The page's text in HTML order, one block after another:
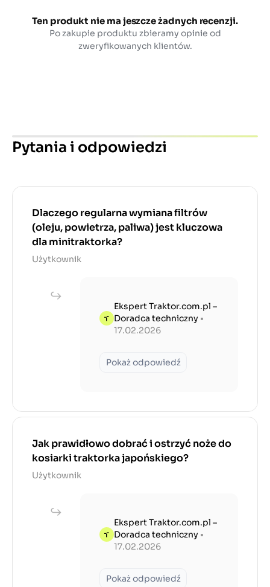
Ten produkt nie ma jeszcze żadnych recenzji.
Po zakupie produktu zbieramy opinie od
zweryfikowanych klientów.
Pytania i odpowiedzi
Dlaczego regularna wymiana filtrów
(oleju, powietrza, paliwa) jest kluczowa
dla minitraktorka?
Użytkownik
Ekspert Traktor.com.pl –
Doradca techniczny •
17.02.2026
Pokaż odpowiedź
Jak prawidłowo dobrać i ostrzyć noże do
kosiarki traktorka japońskiego?
Użytkownik
Ekspert Traktor.com.pl –
Doradca techniczny •
17.02.2026
Pokaż odpowiedź